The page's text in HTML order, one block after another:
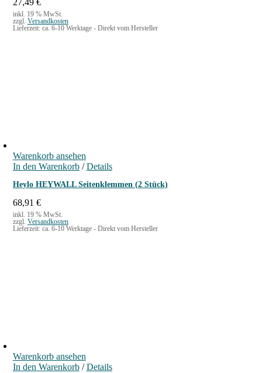
27,49 €
inkl. 19 % MwSt.
zzgl. Versandkosten
Lieferzeit: ca. 6-10 Werktage - Direkt vom Hersteller
Warenkorb ansehen
In den Warenkorb / Details
Heylo HEYWALL Seitenklemmen (2 Stück)
68,91 €
inkl. 19 % MwSt.
zzgl. Versandkosten
Lieferzeit: ca. 6-10 Werktage - Direkt vom Hersteller
Warenkorb ansehen
In den Warenkorb / Details